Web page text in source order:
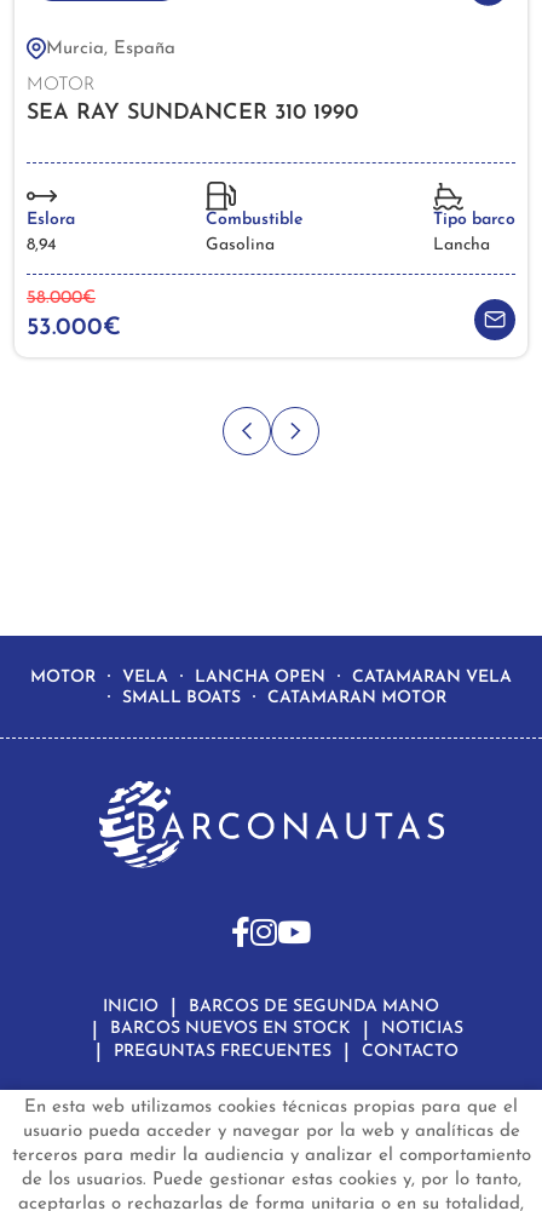
Murcia, España
MOTOR
SEA RAY SUNDANCER 310 1990
Eslora
8,94
Combustible
Gasolina
Tipo barco
Lancha
58.000€
53.000€
En esta web utilizamos cookies técnicas propias para que el
usuario pueda acceder y navegar por la web y analíticas de
terceros para medir la audiencia y analizar el comportamiento
de los usuarios. Puede gestionar estas cookies y, por lo tanto,
aceptarlas o rechazarlas de forma unitaria o en su totalidad,
MOTOR VELA LANCHA OPEN
CATAMARAN VELA
SMALL BOATS
CATAMARAN MOTOR
INICIO
BARCOS DE SEGUNDA MANO
BARCOS NUEVOS EN STOCK
NOTICIAS
PREGUNTAS FRECUENTES
CONTACTO
Aviso Legal
Política de Privacidad de Datos
Política de Cookies
Configuración de Cookies
barconautas.com© 2024 - Diseño y programación por Edina.es